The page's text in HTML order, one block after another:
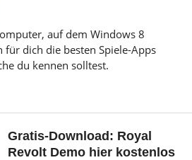
auf dem Windows 8
für dich die besten Spiele-Apps
du kennen solltest.
Gratis-Download: Royal
Revolt Demo hier kostenlos